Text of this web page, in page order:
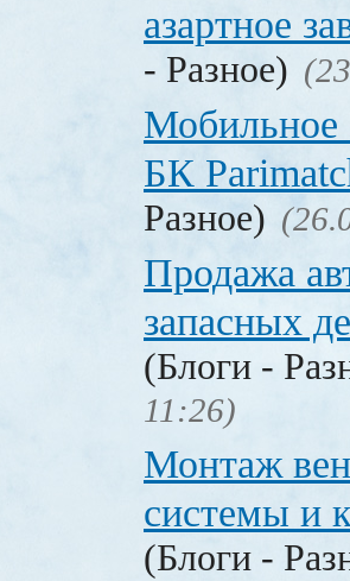
азартное
- Разное)
Мобильное
БК
Разное)
Продажа
запасных
(Блоги -
11:26)
Монтаж
системы и
(Блоги -